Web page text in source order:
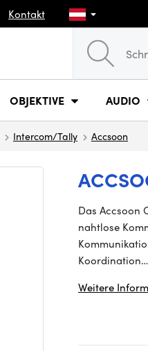
Kontakt
OBJEKTIVE AUDIO
Intercom/Tally Accsoon
Das Accsoon
nahtlose
Koordination…
Weitere